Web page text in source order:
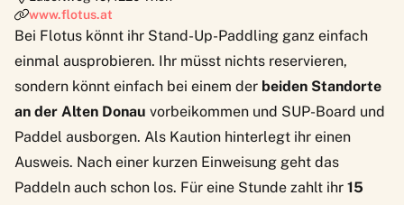
www.flotus.at
Bei Flotus könnt ihr Stand-Up-Paddling ganz einfach
einmal ausprobieren. Ihr müsst nichts reservieren,
sondern könnt einfach bei einem der beiden Standorte
an der Alten Donau vorbeikommen und SUP-Board und
Paddel ausborgen. Als Kaution hinterlegt ihr einen
Ausweis. Nach einer kurzen Einweisung geht das
Paddeln auch schon los. Für eine Stunde zahlt ihr 15